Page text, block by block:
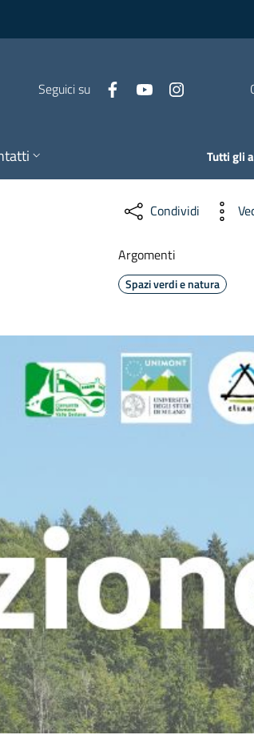
Seguici su
Tutti gli
Condividi
Argomenti
Spazi verdi e natura